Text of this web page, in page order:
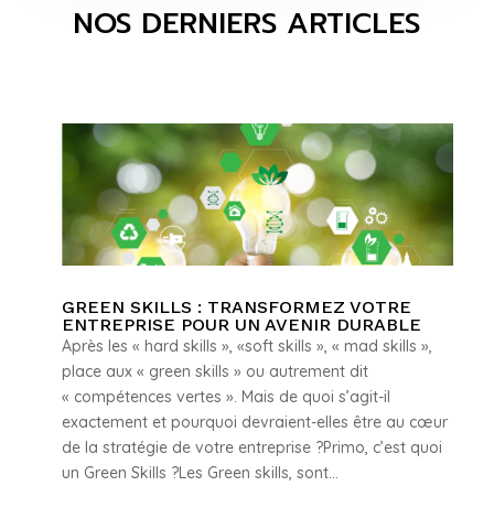
NOS DERNIERS ARTICLES
GREEN SKILLS : TRANSFORMEZ VOTRE
ENTREPRISE POUR UN AVENIR DURABLE
Après les « hard skills », «soft skills », « mad skills »,
place aux « green skills » ou autrement dit
« compétences vertes ». Mais de quoi s’agit-il
exactement et pourquoi devraient-elles être au cœur
de la stratégie de votre entreprise ?Primo, c’est quoi
un Green Skills ?Les Green skills, sont...